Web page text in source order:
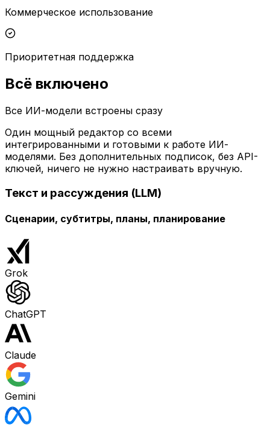
Коммерческое использование
Приоритетная поддержка
Всё включено
Все ИИ-модели встроены сразу
Один мощный редактор со всеми
интегрированными и готовыми к работе ИИ-
моделями. Без дополнительных подписок, без API-
ключей, ничего не нужно настраивать вручную.
Текст и рассуждения (LLM)
Сценарии, субтитры, планы, планирование
Grok
ChatGPT
Claude
Gemini